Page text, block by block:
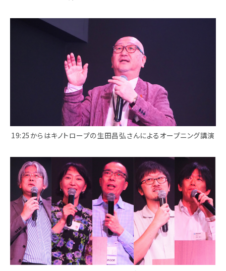
19:25からはキノトロープの生田昌弘さんによるオープニング講演